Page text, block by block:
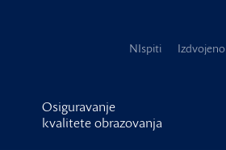
NIspiti Izdvojeno
Osiguravanje
kvalitete obrazovanja